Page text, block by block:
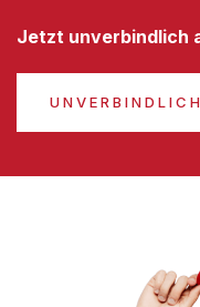
Jetzt unverbindlich